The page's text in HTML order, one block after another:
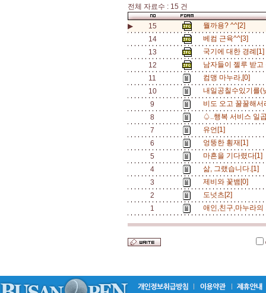
전체 자료수 : 15 건
▶ 15
뭘까용? ^^[2]
14
베컴 근육^^[3]
13
국기에 대한 경례
12
남자들이 젤루 받
11
컴맹 마누라,[0]
10
내일공칠수있기를
9
비도 오고 꿀꿀해
8
♤..행복 서비스 일
7
유언[1]
6
엉뚱한 횡재[1]
5
마흔을 기다렸다[1]
4
삶, 그랬습니다.[1]
3
제비와 꽃뱀[0]
2
도넛츠[2]
1
애인,친구,마누라